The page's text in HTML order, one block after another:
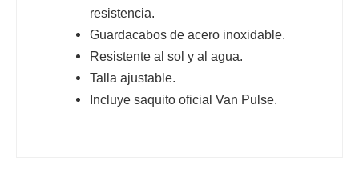
resistencia.
Guardacabos de acero inoxidable.
Resistente al sol y al agua.
Talla ajustable.
Incluye saquito oficial Van Pulse.